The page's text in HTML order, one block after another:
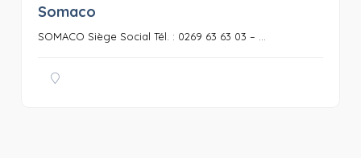
Somaco
SOMACO Siège Social Tél. : 0269 63 63 03 – ...